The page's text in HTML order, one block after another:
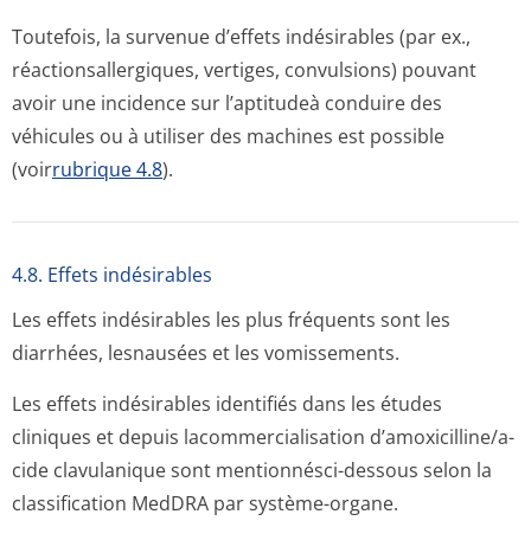
Toutefois, la survenue d’effets indésirables (par ex.,
réactionsaller­giques, vertiges, convulsions) pouvant
avoir une incidence sur l’aptitudeà conduire des
véhicules ou à utiliser des machines est possible
(voirrubrique 4.8).
4.8. Effets indésirables
Les effets indésirables les plus fréquents sont les
diarrhées, lesnausées et les vomissements.
Les effets indésirables identifiés dans les études
cliniques et depuis lacommercialisation d’amoxicilline/a­
cide clavulanique sont mentionnésci-dessous selon la
classification MedDRA par système-organe.